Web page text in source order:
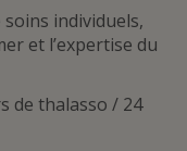
individuels,
et l’expertise du
de thalasso / 24